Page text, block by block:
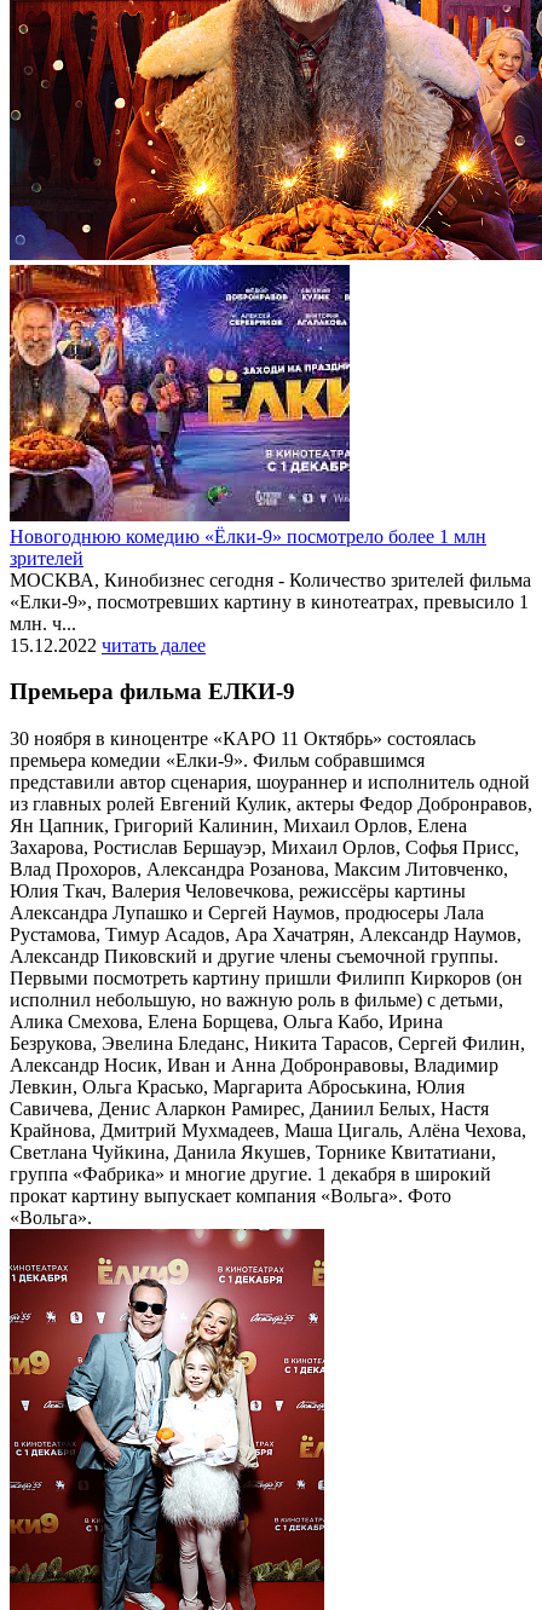
Новогоднюю комедию «Ёлки-9» посмотрело более 1 млн
зрителей
МОСКВА, Кинобизнес сегодня - Количество зрителей фильма
«Елки-9», посмотревших картину в кинотеатрах, превысило 1
млн. ч...
15.12.2022 читать далее
Премьера фильма ЕЛКИ-9
30 ноября в киноцентре «КАРО 11 Октябрь» состоялась
премьера комедии «Елки-9». Фильм собравшимся
представили автор сценария, шоураннер и исполнитель одной
из главных ролей Евгений Кулик, актеры Федор Добронравов,
Ян Цапник, Григорий Калинин, Михаил Орлов, Елена
Захарова, Ростислав Бершауэр, Михаил Орлов, Софья Присс,
Влад Прохоров, Александра Розанова, Максим Литовченко,
Юлия Ткач, Валерия Человечкова, режиссёры картины
Александра Лупашко и Сергей Наумов, продюсеры Лала
Рустамова, Тимур Асадов, Ара Хачатрян, Александр Наумов,
Александр Пиковский и другие члены съемочной группы.
Первыми посмотреть картину пришли Филипп Киркоров (он
исполнил небольшую, но важную роль в фильме) с детьми,
Алика Смехова, Елена Борщева, Ольга Кабо, Ирина
Безрукова, Эвелина Бледанс, Никита Тарасов, Сергей Филин,
Александр Носик, Иван и Анна Добронравовы, Владимир
Левкин, Ольга Красько, Маргарита Аброськина, Юлия
Савичева, Денис Аларкон Рамирес, Даниил Белых, Настя
Крайнова, Дмитрий Мухмадеев, Маша Цигаль, Алёна Чехова,
Светлана Чуйкина, Данила Якушев, Торнике Квитатиани,
группа «Фабрика» и многие другие. 1 декабря в широкий
прокат картину выпускает компания «Вольга». Фото
«Вольга».